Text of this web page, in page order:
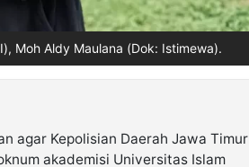
Moh Aldy Maulana (Dok: Istimewa).
agar Kepolisian Daerah Jawa Timur
akademisi Universitas Islam